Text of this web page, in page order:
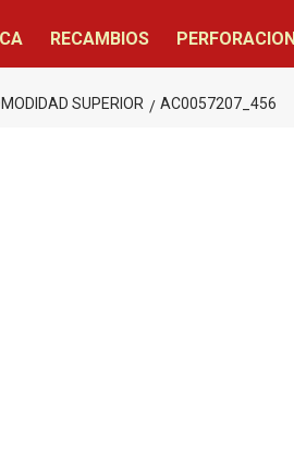
RECAMBIOS PERFORACION
SUPERIOR AC0057207_456